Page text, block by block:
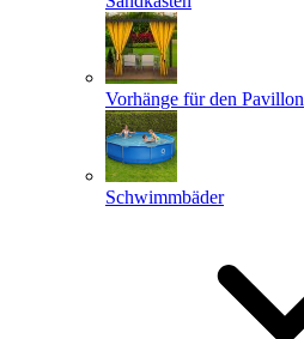
Vorhänge für den Pavillon
Schwimmbäder